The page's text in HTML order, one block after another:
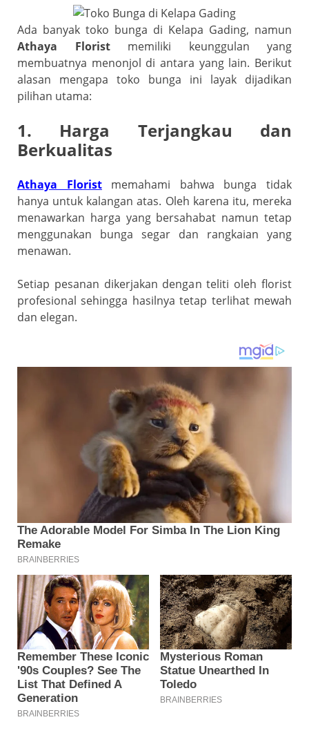
Ada banyak toko bunga di Kelapa Gading, namun
Athaya Floristmemiliki keunggulan yang
membuatnya menonjol di antara yang lain. Berikut
alasan mengapa toko bunga ini layak dijadikan
pilihan utama:
1. Harga Terjangkau dan
Berkualitas
Athaya Floristmemahami bahwa bunga tidak
hanya untuk kalangan atas. Oleh karena itu, mereka
menawarkan harga yang bersahabat namun tetap
menggunakan bunga segar dan rangkaian yang
menawan.
Setiap pesanan dikerjakan dengan teliti oleh florist
profesional sehingga hasilnya tetap terlihat mewah
dan elegan.